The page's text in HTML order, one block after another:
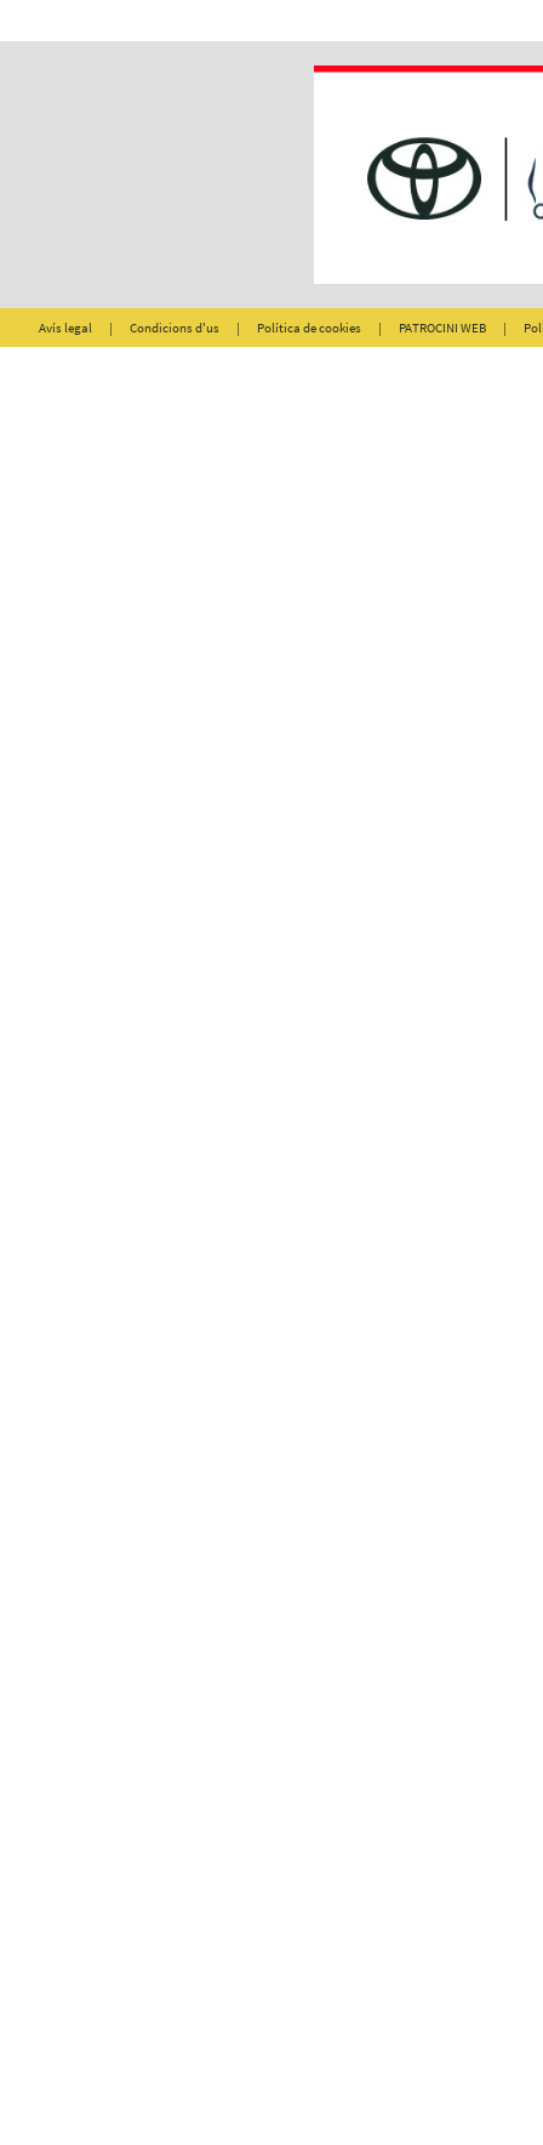
Avís legal | Condicions d'us | Política de cookies | PATROCINI WEB |